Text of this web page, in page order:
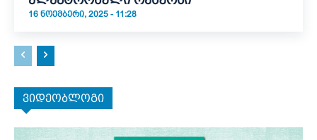
16 ᲜᲝᲔᲛᲑᲔᲠᲘ, 2025 - 11:28
ვიდეობლოგი